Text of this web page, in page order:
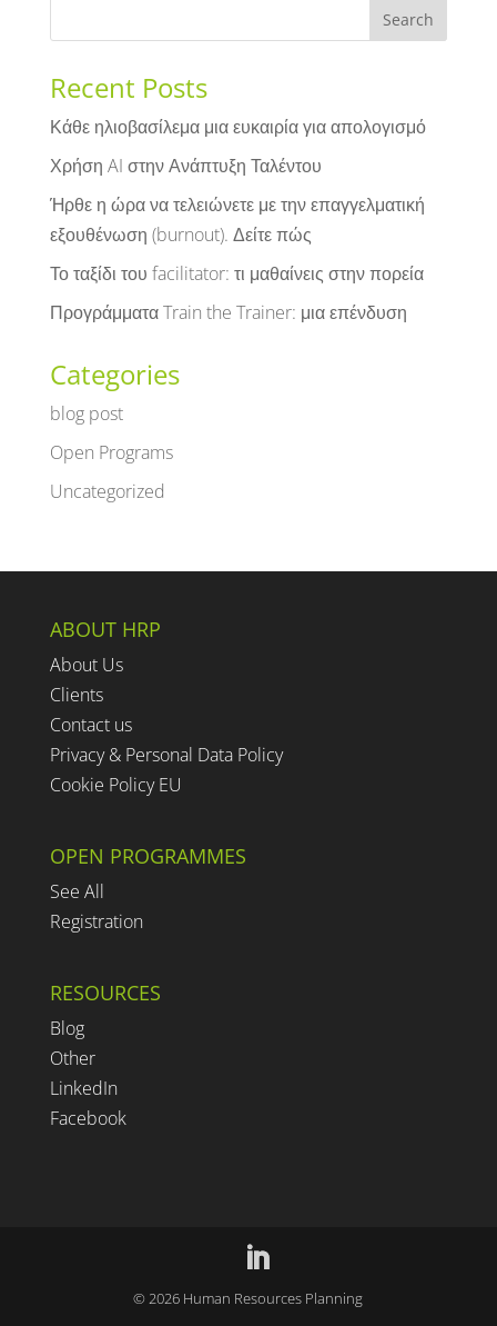
Recent Posts
Κάθε ηλιοβασίλεμα μια ευκαιρία για απολογισμό
Χρήση AI στην Ανάπτυξη Ταλέντου
Ήρθε η ώρα να τελειώνετε με την επαγγελματική
εξουθένωση (burnout). Δείτε πώς
Το ταξίδι του facilitator: τι μαθαίνεις στην πορεία
Προγράμματα Train the Trainer: μια επένδυση
Categories
blog post
Open Programs
Uncategorized
ABOUT HRP
About Us
Clients
Contact us
Privacy & Personal Data Policy
Cookie Policy EU
OPEN PROGRAMMES
See All
Registration
RESOURCES
Blog
Other
LinkedIn
Facebook
©2026 Human Resources Planning